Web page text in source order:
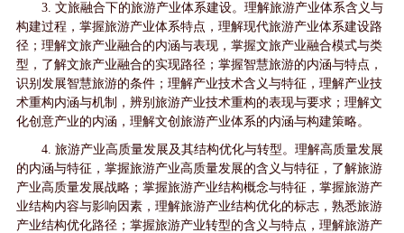
3. 文旅融合下的旅游产业体系建设。理解旅游产业体系含义与
构建过程，掌握旅游产业体系特点，理解现代旅游产业体系建设路
径；理解文旅产业融合的内涵与表现，掌握文旅产业融合模式与类
型，了解文旅产业融合的实现路径；掌握智慧旅游的内涵与特点，
识别发展智慧旅游的条件；理解产业技术含义与特征，理解产业技
术重构内涵与机制，辨别旅游产业技术重构的表现与要求；理解文
化创意产业的内涵，理解文创旅游产业体系的内涵与构建策略。
4. 旅游产业高质量发展及其结构优化与转型。理解高质量发展
的内涵与特征，掌握旅游产业高质量发展的含义与特征，了解旅游
产业高质量发展战略；掌握旅游产业结构概念与特征，掌握旅游产
业结构内容与影响因素，理解旅游产业结构优化的标志，熟悉旅游
产业结构优化路径；掌握旅游产业转型的含义与特点，理解旅游产